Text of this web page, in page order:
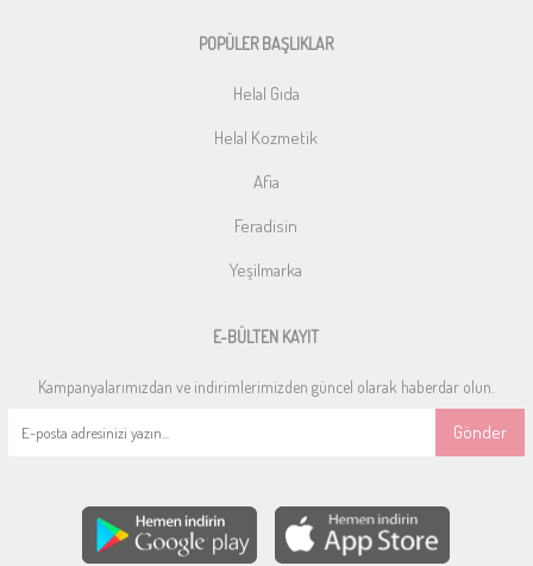
POPÜLER BAŞLIKLAR
Helal Gıda
Helal Kozmetik
Afia
Feradisin
Yeşilmarka
E-BÜLTEN KAYIT
Kampanyalarımızdan ve indirimlerimizden güncel olarak haberdar olun.
Gönder